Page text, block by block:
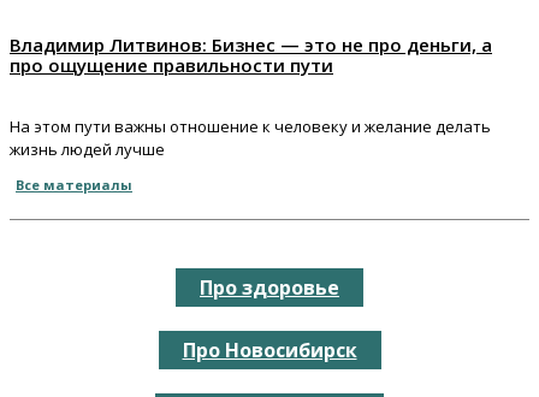
Владимир Литвинов: Бизнес — это не про деньги, а
про ощущение правильности пути
На этом пути важны отношение к человеку и желание делать
жизнь людей лучше
Все материалы
Про здоровье
Про Новосибирск